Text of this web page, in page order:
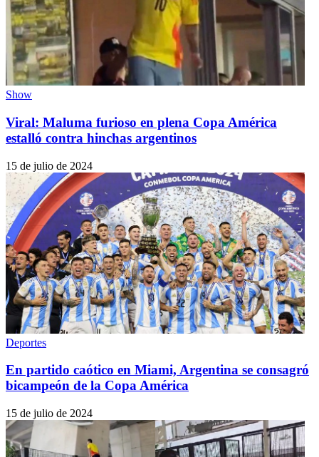
Show
Viral: Maluma furioso en plena Copa América
estalló contra hinchas argentinos
15 de julio de 2024
Deportes
En partido caótico en Miami, Argentina se consagró
bicampeón de la Copa América
15 de julio de 2024